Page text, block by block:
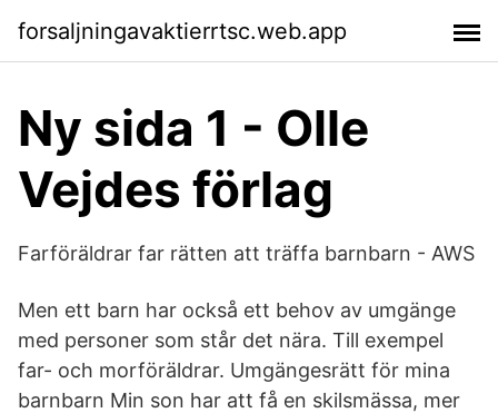
forsaljningavaktierrtsc.web.app
Ny sida 1 - Olle
Vejdes förlag
Farföräldrar far rätten att träffa barnbarn - AWS
Men ett barn har också ett behov av umgänge
med personer som står det nära. Till exempel
far- och morföräldrar. Umgängesrätt för mina
barnbarn Min son har att få en skilsmässa, mer